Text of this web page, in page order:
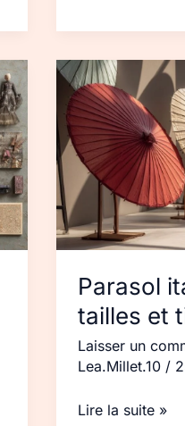
Parasol
tailles et
Laisser un
Lea.Millet.10 /
Parasol
italien :
marques,
tailles
et
tissus
Lire la suite »